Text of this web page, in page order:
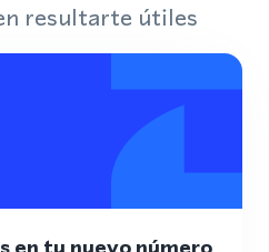
resultarte útiles